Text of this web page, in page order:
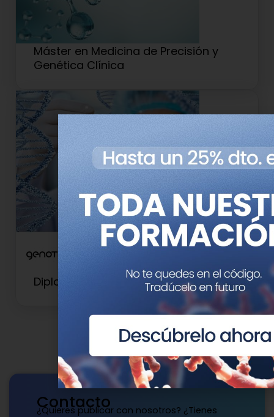
Máster en Medicina de Precisión y
Genética Clínica
Diploma de Experto en Oncogenética
Contacto
¿Quieres publicar con nosotros? ¿Tienes